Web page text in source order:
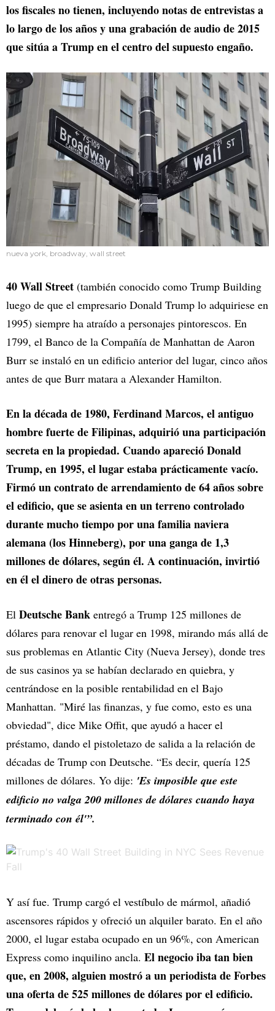
los fiscales no tienen, incluyendo notas de entrevistas a
lo largo de los años y una grabación de audio de 2015
que sitúa a Trump en el centro del supuesto engaño.
nueva york, broadway, wall street
40 Wall Street (también conocido como Trump Building
luego de que el empresario Donald Trump lo adquiriese en
1995) siempre ha atraído a personajes pintorescos. En
1799, el Banco de la Compañía de Manhattan de Aaron
Burr se instaló en un edificio anterior del lugar, cinco años
antes de que Burr matara a Alexander Hamilton.
En la década de 1980, Ferdinand Marcos, el antiguo
hombre fuerte de Filipinas, adquirió una participación
secreta en la propiedad. Cuando apareció Donald
Trump, en 1995, el lugar estaba prácticamente vacío.
Firmó un contrato de arrendamiento de 64 años sobre
el edificio, que se asienta en un terreno controlado
durante mucho tiempo por una familia naviera
alemana (los Hinneberg), por una ganga de 1,3
millones de dólares, según él. A continuación, invirtió
en él el dinero de otras personas.
El Deutsche Bank entregó a Trump 125 millones de
dólares para renovar el lugar en 1998, mirando más allá de
sus problemas en Atlantic City (Nueva Jersey), donde tres
de sus casinos ya se habían declarado en quiebra, y
centrándose en la posible rentabilidad en el Bajo
Manhattan. "Miré las finanzas, y fue como, esto es una
obviedad", dice Mike Offit, que ayudó a hacer el
préstamo, dando el pistoletazo de salida a la relación de
décadas de Trump con Deutsche. “Es decir, quería 125
millones de dólares. Yo dije: 'Es imposible que este
edificio no valga 200 millones de dólares cuando haya
terminado con él'”.
Y así fue. Trump cargó el vestíbulo de mármol, añadió
ascensores rápidos y ofreció un alquiler barato. En el año
2000, el lugar estaba ocupado en un 96%, con American
Express como inquilino ancla. El negocio iba tan bien
que, en 2008, alguien mostró a un periodista de Forbes
una oferta de 525 millones de dólares por el edificio.